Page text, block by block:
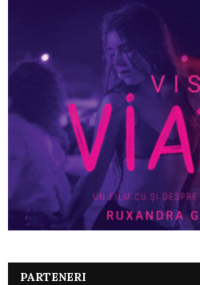
PARTENERI